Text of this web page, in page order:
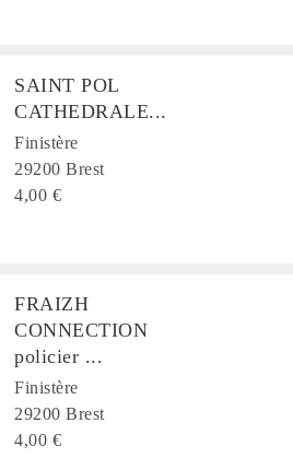
SAINT POL
CATHEDRALE...
Finistère
29200 Brest
4,00 €
FRAIZH
CONNECTION
policier ...
Finistère
29200 Brest
4,00 €